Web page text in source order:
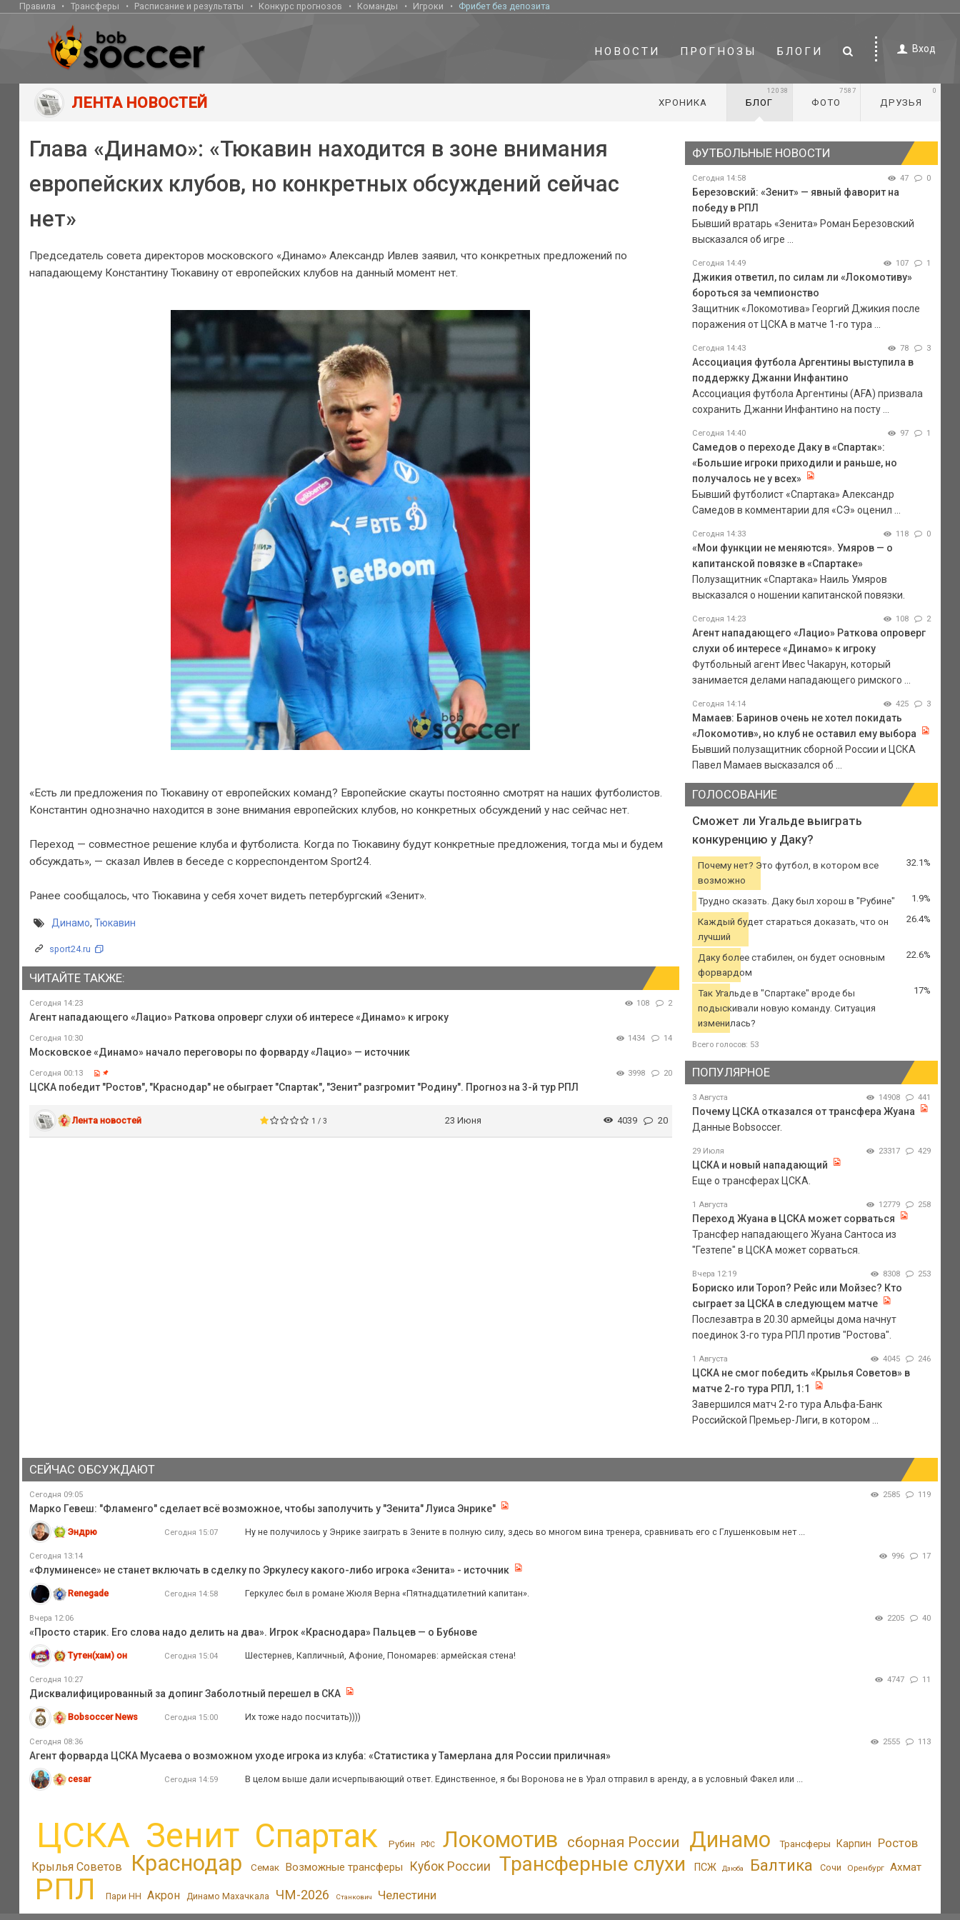
Правила Трансферы Расписание и результаты Конкурс прогнозов Команды Игроки Фрибет без депозита
НОВОСТИ ПРОГНОЗЫ БЛОГИ Вход
ЛЕНТА НОВОСТЕЙ ХРОНИКА БЛОГ
12038
ФОТО
7587
ДРУЗЬЯ
0
Глава «Динамо»: «Тюкавин находится в зоне внимания
европейских клубов, но конкретных обсуждений сейчас
нет»
Председатель совета директоров московского «Динамо» Александр Ивлев заявил, что конкретных предложений по
нападающему Константину Тюкавину от европейских клубов на данный момент нет.
«Есть ли предложения по Тюкавину от европейских команд? Европейские скауты постоянно смотрят на наших футболистов.
Константин однозначно находится в зоне внимания европейских клубов, но конкретных обсуждений у нас сейчас нет.
Переход — совместное решение клуба и футболиста. Когда по Тюкавину будут конкретные предложения, тогда мы и будем
обсуждать», — сказал Ивлев в беседе с корреспондентом Sport24.
Ранее сообщалось, что Тюкавина у себя хочет видеть петербургский «Зенит».
Динамо, Тюкавин
sport24.ru
ЧИТАЙТЕ ТАКЖЕ:
Сегодня 14:23 108 2
Агент нападающего «Лацио» Раткова опроверг слухи об интересе «Динамо» к игроку
Сегодня 10:30 1434 14
Московское «Динамо» начало переговоры по форварду «Лацио» — источник
Сегодня 00:13 3998 20
ЦСКА победит "Ростов", "Краснодар" не обыграет "Спартак", "Зенит" разгромит "Родину". Прогноз на 3-й тур РПЛ
Лента новостей 1 / 3 23 Июня 4039 20
ФУТБОЛЬНЫЕ НОВОСТИ
Сегодня 14:58 47 0
Березовский: «Зенит» — явный фаворит на
победу в РПЛ
Бывший вратарь «Зенита» Роман Березовский
высказался об игре ...
Сегодня 14:49 107 1
Джикия ответил, по силам ли «Локомотиву»
бороться за чемпионство
Защитник «Локомотива» Георгий Джикия после
поражения от ЦСКА в матче 1-го тура ...
Сегодня 14:43 78 3
Ассоциация футбола Аргентины выступила в
поддержку Джанни Инфантино
Ассоциация футбола Аргентины (AFA) призвала
сохранить Джанни Инфантино на посту ...
Сегодня 14:40 97 1
Самедов о переходе Даку в «Спартак»:
«Большие игроки приходили и раньше, но
получалось не у всех»
Бывший футболист «Спартака» Александр
Самедов в комментарии для «СЭ» оценил ...
Сегодня 14:33 118 0
«Мои функции не меняются». Умяров — о
капитанской повязке в «Спартаке»
Полузащитник «Спартака» Наиль Умяров
высказался о ношении капитанской повязки.
Сегодня 14:23 108 2
Агент нападающего «Лацио» Раткова опроверг
слухи об интересе «Динамо» к игроку
Футбольный агент Ивес Чакарун, который
занимается делами нападающего римского ...
Сегодня 14:14 425 3
Мамаев: Баринов очень не хотел покидать
«Локомотив», но клуб не оставил ему выбора
Бывший полузащитник сборной России и ЦСКА
Павел Мамаев высказался об ...
ГОЛОСОВАНИЕ
Сможет ли Угальде выиграть
конкуренцию у Даку?
Почему нет? Это футбол, в котором все
возможно
32.1%
Трудно сказать. Даку был хорош в "Рубине" 1.9%
Каждый будет стараться доказать, что он
лучший
26.4%
Даку более стабилен, он будет основным
форвардом
22.6%
Так Угальде в "Спартаке" вроде бы
подыскивали новую команду. Ситуация
изменилась?
17%
Всего голосов: 53
ПОПУЛЯРНОЕ
3 Августа 14908 441
Почему ЦСКА отказался от трансфера Жуана
Данные Bobsoccer.
29 Июля 23317 429
ЦСКА и новый нападающий
Еще о трансферах ЦСКА.
1 Августа 12779 258
Переход Жуана в ЦСКА может сорваться
Трансфер нападающего Жуана Сантоса из
"Гезтепе" в ЦСКА может сорваться.
Вчера 12:19 8308 253
Бориско или Тороп? Рейс или Мойзес? Кто
сыграет за ЦСКА в следующем матче
Послезавтра в 20.30 армейцы дома начнут
поединок 3-го тура РПЛ против "Ростова".
1 Августа 4045 246
ЦСКА не смог победить «Крылья Советов» в
матче 2-го тура РПЛ, 1:1
Завершился матч 2-го тура Альфа-Банк
Российской Премьер-Лиги, в котором ...
СЕЙЧАС ОБСУЖДАЮТ
Сегодня 09:05 2585 119
Марко Гевеш: "Фламенго" сделает всё возможное, чтобы заполучить у "Зенита" Луиса Энрике"
Эндрю Сегодня 15:07 Ну не получилось у Энрике заиграть в Зените в полную силу, здесь во многом вина тренера, сравнивать его с Глушенковым нет ...
Сегодня 13:14 996 17
«Флуминенсе» не станет включать в сделку по Эркулесу какого-либо игрока «Зенита» - источник
Renegade Сегодня 14:58 Геркулес был в романе Жюля Верна «Пятнадцатилетний капитан».
Вчера 12:06 2205 40
«Просто старик. Его слова надо делить на два». Игрок «Краснодара» Пальцев — о Бубнове
Тутен(хам) он Сегодня 15:04 Шестернев, Капличный, Афоние, Пономарев: армейская стена!
Сегодня 10:27 4747 11
Дисквалифицированный за допинг Заболотный перешел в СКА
Bobsoccer News Сегодня 15:00 Их тоже надо посчитать))))
Сегодня 08:36 2555 113
Агент форварда ЦСКА Мусаева о возможном уходе игрока из клуба: «Статистика у Тамерлана для России приличная»
cesar Сегодня 14:59 В целом выше дали исчерпывающий ответ. Единственное, я бы Воронова не в Урал отправил в аренду, а в условный Факел или ...
ЦСКА Зенит Спартак Рубин РФС Локомотив сборная России Динамо Трансферы Карпин Ростов
Крылья Советов Краснодар Семак Возможные трансферы Кубок России Трансферные слухи ПСЖ Дзюба Балтика Сочи Оренбург Ахмат
РПЛ Пари НН Акрон Динамо Махачкала ЧМ-2026 Станкович Челестини